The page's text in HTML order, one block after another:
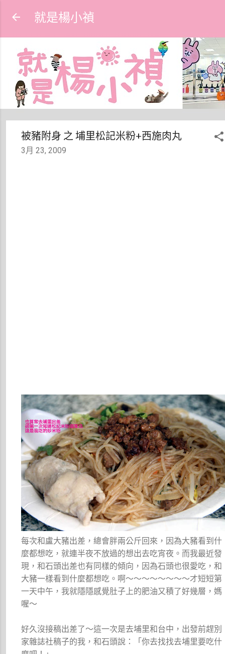
就是楊小禎
被豬附身 之 埔里松記米粉+西施肉丸
3月 23, 2009
每次和盧大豬出差，總會胖兩公斤回來，因為大豬看到什
麼都想吃，就連半夜不放過的想出去吃宵夜。而我最近發
現，和石頭出差也有同樣的傾向，因為石頭也很愛吃，和
大豬一樣看到什麼都想吃。啊～～～～～～～～才短短第
一天中午，我就隱隱感覺肚子上的肥油又積了好幾層，媽
喔～
好久沒接稿出差了～這一次是去埔里和台中，出發前趕別
家雜誌社稿子的我，和石頭說：「你去找找去埔里要吃什